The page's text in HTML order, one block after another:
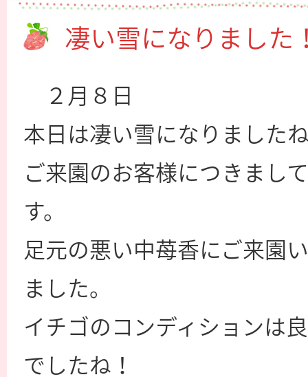
凄い雪になりました
２月８日
本日は凄い雪になりました
ご来園のお客様につきまし
す。
足元の悪い中苺香にご来園
ました。
イチゴのコンディションは
でしたね！